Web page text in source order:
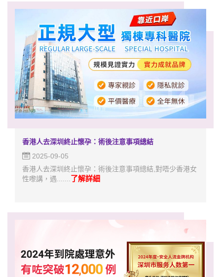
香港人去深圳終止懷孕：術後注意事項總結
2025-09-05
香港人去深圳終止懷孕：術後注意事項總結,對唔少香港女
性嚟講，遇....... 了解詳細